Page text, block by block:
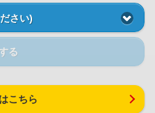
さい)
る
こちら